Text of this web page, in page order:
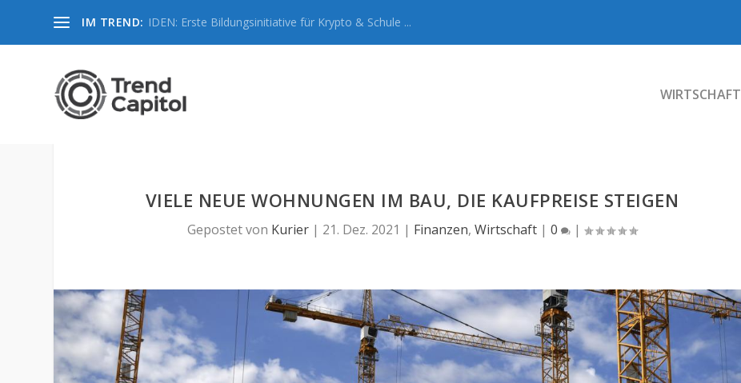
IM TREND: IDEN: Erste Bildungsinitiative für Krypto & Schule ...
WIRTSCHAFT
VIELE NEUE WOHNUNGEN IM BAU, DIE KAUFPREISE STEIGEN
Gepostet von Kurier| 21. Dez. 2021 | Finanzen, Wirtschaft| 0 |